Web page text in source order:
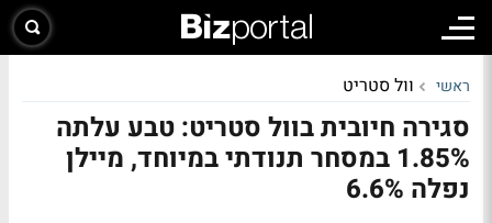
ראשי וול סטריט
סגירה חיובית בוול סטריט: טבע עלתה
1.85% במסחר תנודתי במיוחד, מיילן
נפלה 6.6%